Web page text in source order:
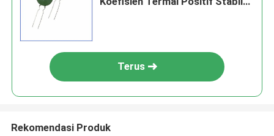
Terus
Rekomendasi Produk